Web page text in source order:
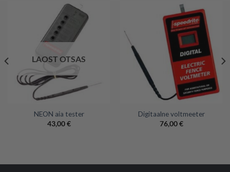
LAOST OTSAS
NEON aia tester
43,00€
Digitaalne voltmeeter
76,00€